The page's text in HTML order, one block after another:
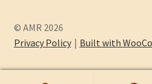
© AMR 2026
Privacy Policy
Built with